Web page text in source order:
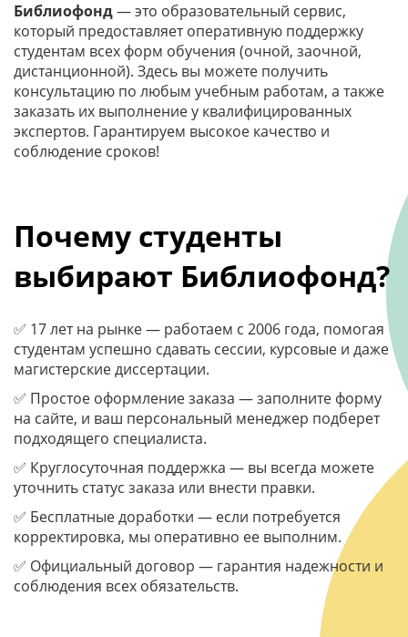
Библиофонд— это образовательный сервис,
который предоставляет оперативную поддержку
студентам всех форм обучения (очной, заочной,
дистанционной). Здесь вы можете получить
консультацию по любым учебным работам, а также
заказать их выполнение у квалифицированных
экспертов. Гарантируем высокое качество и
соблюдение сроков!
Почему студенты
выбирают Библиофонд?
✅ 17 лет на рынке — работаем с 2006 года, помогая
студентам успешно сдавать сессии, курсовые и даже
магистерские диссертации.
✅ Простое оформление заказа — заполните форму
на сайте, и ваш персональный менеджер подберет
подходящего специалиста.
✅ Круглосуточная поддержка — вы всегда можете
уточнить статус заказа или внести правки.
✅ Бесплатные доработки — если потребуется
корректировка, мы оперативно ее выполним.
✅ Официальный договор — гарантия надежности и
соблюдения всех обязательств.